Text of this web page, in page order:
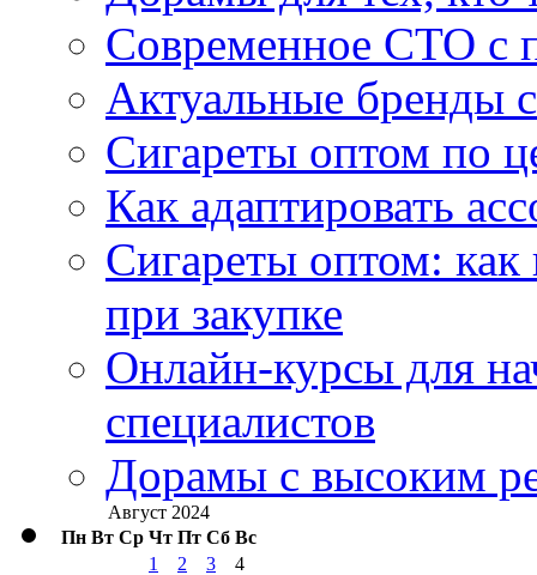
Современное СТО с
Актуальные бренды
Сигареты оптом по
Как адаптировать
Сигареты оптом:
при закупке
Онлайн-курсы для
специалистов
Дорамы с высоким
Август 2024
Пн Вт Ср Чт Пт Сб Вс
1 2 3
4